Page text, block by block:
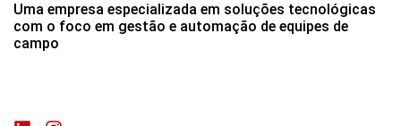
Uma empresa especializada em soluções tecnológicas
com o foco em gestão e automação de equipes de
campo